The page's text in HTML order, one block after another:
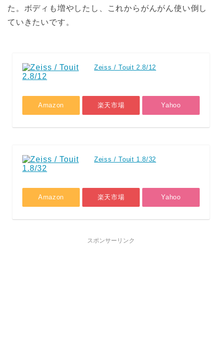
た。ボディも増やしたし、これからがんがん使い倒し
ていきたいです。
Zeiss / Touit 2.8/12
Amazon 楽天市場 Yahoo
Zeiss / Touit 1.8/32
Amazon 楽天市場 Yahoo
スポンサーリンク